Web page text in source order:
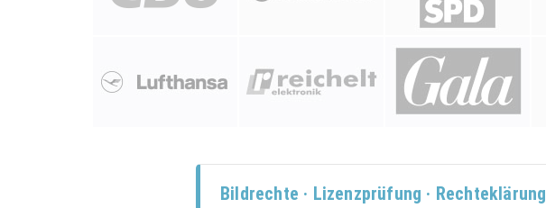
Bildrechte · Lizenzprüfung · Rechteklärung